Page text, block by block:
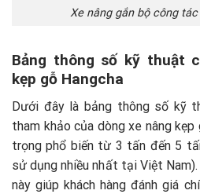
Xe nâng gắn bộ công
Bảng thông số kỹ thuật
kẹp gỗ Hangcha
Dưới đây là bảng thông số kỹ
tham khảo của dòng xe nâng
trọng phổ biến từ 3 tấn đến 5
sử dụng nhiều nhất tại Việt
này giúp khách hàng đánh giá